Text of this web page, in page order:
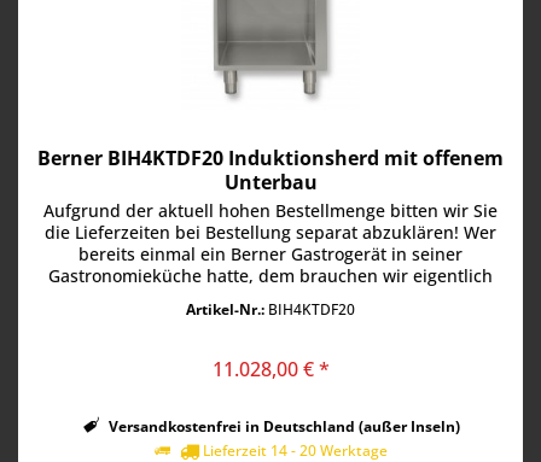
Berner BIH4KTDF20 Induktionsherd mit offenem
Unterbau
Aufgrund der aktuell hohen Bestellmenge bitten wir Sie
die Lieferzeiten bei Bestellung separat abzuklären! Wer
bereits einmal ein Berner Gastrogerät in seiner
Gastronomieküche hatte, dem brauchen wir eigentlich
Artikel-Nr.: BIH4KTDF20
11.028,00 € *
Versandkostenfrei in Deutschland (außer Inseln)
Lieferzeit 14 - 20 Werktage